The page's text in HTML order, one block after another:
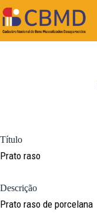
para
o
conteúdo
Título
Prato raso
Descrição
Prato raso de porcelana